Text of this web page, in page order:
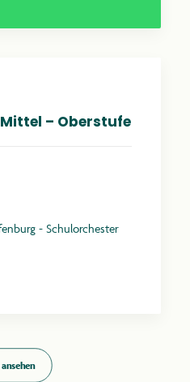
– Oberstufe
- Schulorchester